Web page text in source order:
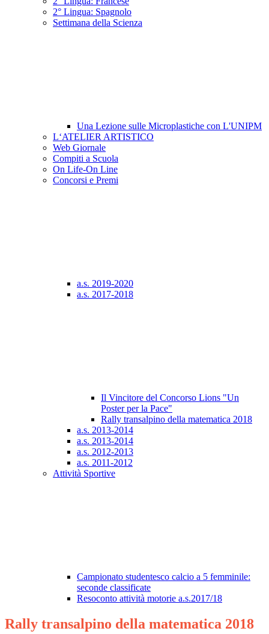
2° Lingua: Spagnolo
Settimana della Scienza
Una Lezione sulle Microplastiche con L'UNIPM
L‘ATELIER ARTISTICO
Web Giornale
Compiti a Scuola
On Life-On Line
Concorsi e Premi
a.s. 2019-2020
a.s. 2017-2018
Il Vincitore del Concorso Lions "Un
Poster per la Pace"
Rally transalpino della matematica 2018
a.s. 2013-2014
a.s. 2013-2014
a.s. 2012-2013
a.s. 2011-2012
Attività Sportive
Campionato studentesco calcio a 5 femminile:
seconde classificate
Resoconto attività motorie a.s.2017/18
Rally transalpino della matematica 2018